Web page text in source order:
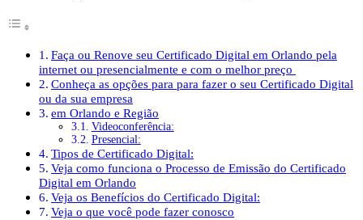
Faça ou Renove seu Certificado Digital em Orlando pela
internet ou presencialmente e com o melhor preço
Conheça as opções para para fazer o seu Certificado Digital
ou da sua empresa
em Orlando e Região
Videoconferência:
Presencial:
Tipos de Certificado Digital:
Veja como funciona o Processo de Emissão do Certificado
Digital em Orlando
Veja os Benefícios do Certificado Digital:
Veja o que você pode fazer conosco